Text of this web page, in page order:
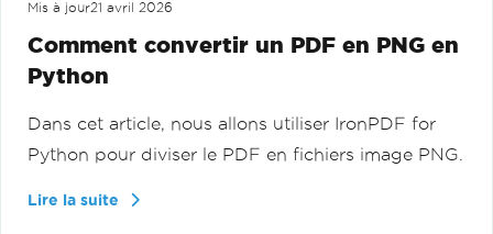
Mis à jour21 avril 2026
Comment convertir un PDF en PNG en
Python
Dans cet article, nous allons utiliser IronPDF for
Python pour diviser le PDF en fichiers image PNG.
Lire la suite